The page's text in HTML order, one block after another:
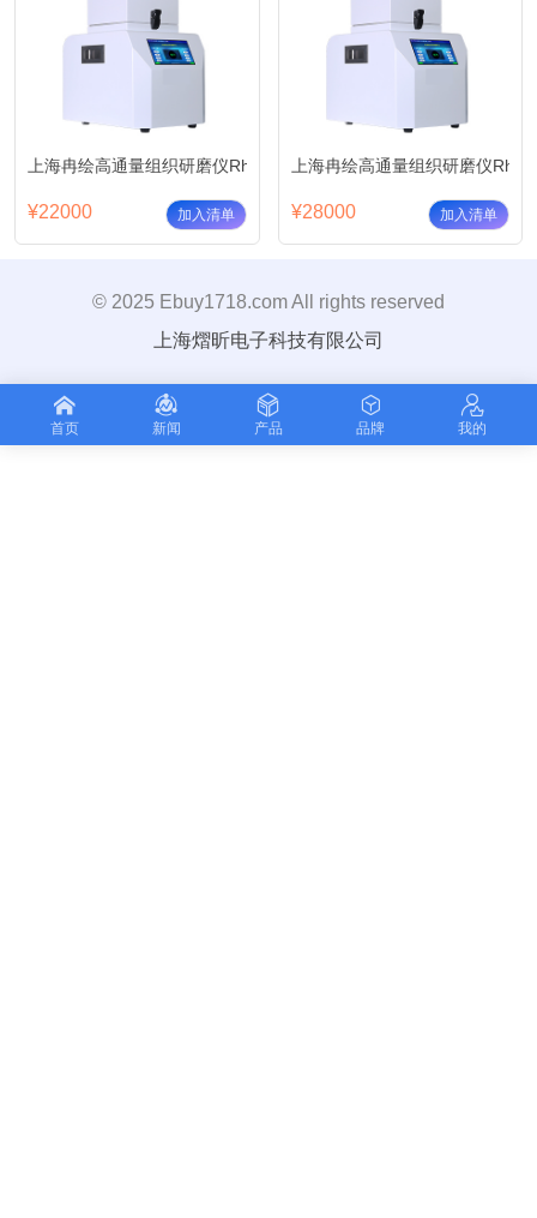
上海冉绘高通量组织研磨仪Rh-Tissue 24
¥22000 加入清单
上海冉绘高通量组织研磨仪Rh-
¥28000 加入清单
© 2025 Ebuy1718.com All rights reserved
上海熠昕电子科技有限公司
首页 新闻 产品 品牌 我的